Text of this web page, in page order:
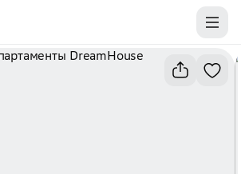
бронь уже ваши.